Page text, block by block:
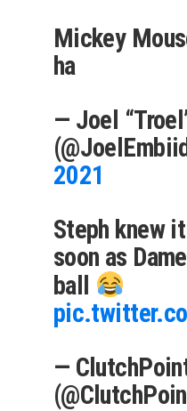
Mickey
ha
— Joel
2021
Steph knew
soon as
ball
—